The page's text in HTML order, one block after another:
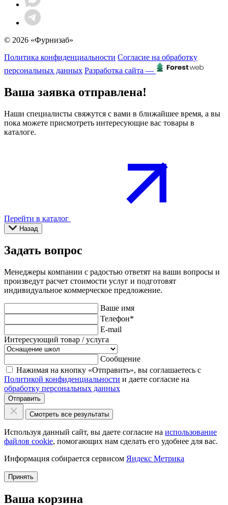
© 2026 «Фурнизаб»
Политика конфиденциальности Согласие на обработку
персональных данных Разработка сайта —
Ваша заявка отправлена!
Наши специалисты свяжутся с вами в ближайшее время, а вы
пока можете присмотреть интересующие вас товары в
каталоге.
Перейти в каталог
Назад
Задать вопрос
Менеджеры компании с радостью ответят на ваши вопросы и
произведут расчет стоимости услуг и подготовят
индивидуальное коммерческое предложение.
Ваше имя
Телефон*
E-mail
Интересующий товар / услуга
Сообщение
Нажимая на кнопку «Отправить», вы соглашаетесь с
Политикой конфиденциальности и даете согласие на
обработку персональных данных
Отправить
Смотреть все результаты
Используя данный сайт, вы даете согласие на использование
файлов cookie, помогающих нам сделать его удобнее для вас.
Информация собирается сервисом Яндекс Метрика
Принять
Ваша корзина